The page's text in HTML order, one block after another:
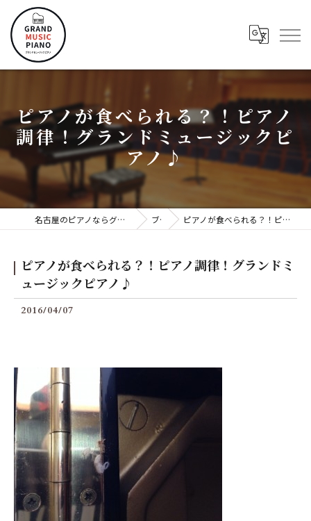
ピアノが食べられる？！ピアノ
調律！グランドミュージックピ
アノ♪
名古屋のピアノならグランドミュージックピアノ株式会社 ブログ ピアノが食べられる？！ピアノ調律！グランドミュージックピアノ♪
ピアノが食べられる？！ピアノ調律！グランドミ
ュージックピアノ♪
2016/04/07